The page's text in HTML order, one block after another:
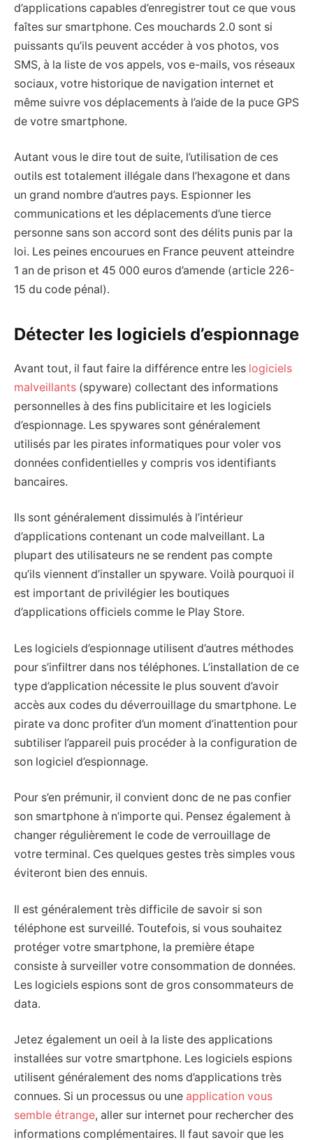
d’applications capables d’enregistrer tout ce que vous
faîtes sur smartphone. Ces mouchards 2.0 sont si
puissants qu’ils peuvent accéder à vos photos, vos
SMS, à la liste de vos appels, vos e-mails, vos réseaux
sociaux, votre historique de navigation internet et
même suivre vos déplacements à l’aide de la puce GPS
de votre smartphone.
Autant vous le dire tout de suite, l’utilisation de ces
outils est totalement illégale dans l’hexagone et dans
un grand nombre d’autres pays. Espionner les
communications et les déplacements d’une tierce
personne sans son accord sont des délits punis par la
loi. Les peines encourues en France peuvent atteindre
1 an de prison et 45 000 euros d’amende (article 226-
15 du code pénal).
Détecter les logiciels d’espionnage
Avant tout, il faut faire la différence entre les logiciels
malveillants (spyware) collectant des informations
personnelles à des fins publicitaire et les logiciels
d’espionnage. Les spywares sont généralement
utilisés par les pirates informatiques pour voler vos
données confidentielles y compris vos identifiants
bancaires.
Ils sont généralement dissimulés à l’intérieur
d’applications contenant un code malveillant. La
plupart des utilisateurs ne se rendent pas compte
qu’ils viennent d’installer un spyware. Voilà pourquoi il
est important de privilégier les boutiques
d’applications officiels comme le Play Store.
Les logiciels d’espionnage utilisent d’autres méthodes
pour s’infiltrer dans nos téléphones. L’installation de ce
type d’application nécessite le plus souvent d’avoir
accès aux codes du déverrouillage du smartphone. Le
pirate va donc profiter d’un moment d’inattention pour
subtiliser l’appareil puis procéder à la configuration de
son logiciel d’espionnage.
Pour s’en prémunir, il convient donc de ne pas confier
son smartphone à n’importe qui. Pensez également à
changer régulièrement le code de verrouillage de
votre terminal. Ces quelques gestes très simples vous
éviteront bien des ennuis.
Il est généralement très difficile de savoir si son
téléphone est surveillé. Toutefois, si vous souhaitez
protéger votre smartphone, la première étape
consiste à surveiller votre consommation de données.
Les logiciels espions sont de gros consommateurs de
data.
Jetez également un oeil à la liste des applications
installées sur votre smartphone. Les logiciels espions
utilisent généralement des noms d’applications très
connues. Si un processus ou une application vous
semble étrange, aller sur internet pour rechercher des
informations complémentaires. Il faut savoir que les